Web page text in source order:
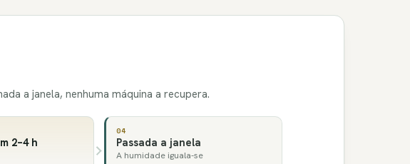
a janela, nenhuma máquina a recupera.
2–4 h
04
Passada a janela
A humidade iguala-se